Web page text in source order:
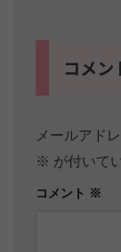
コメン
メールアド
※ が付いて
コメント ※